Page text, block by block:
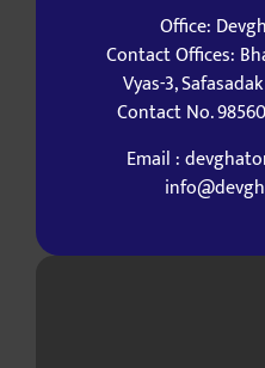
Office:
Contact Offices:
Vyas-3,
Contact No.
Email :